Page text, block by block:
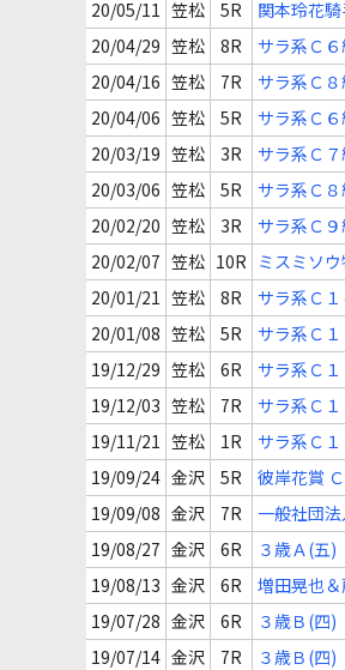
20/05/11 笠松 5R 関本玲花
20/04/29 笠松 8R サラ系Ｃ６
20/04/16 笠松 7R サラ系Ｃ８
20/04/06 笠松 5R サラ系Ｃ６
20/03/19 笠松 3R サラ系Ｃ７
20/03/06 笠松 5R サラ系Ｃ８
20/02/20 笠松 3R サラ系Ｃ９
20/02/07 笠松 10R ミスミソウ
20/01/21 笠松 8R サラ系Ｃ
20/01/08 笠松 5R サラ系Ｃ
19/12/29 笠松 6R サラ系Ｃ
19/12/03 笠松 7R サラ系Ｃ
19/11/21 笠松 1R サラ系Ｃ
19/09/24 金沢 5R 彼岸花賞
19/09/08 金沢 7R
一般社団
Ｂ(特選)
19/08/27 金沢 6R ３歳Ａ(五)
19/08/13 金沢 6R
増田晃也
(五)
19/07/28 金沢 6R ３歳Ｂ(四)
19/07/14 金沢 7R ３歳Ｂ(四)